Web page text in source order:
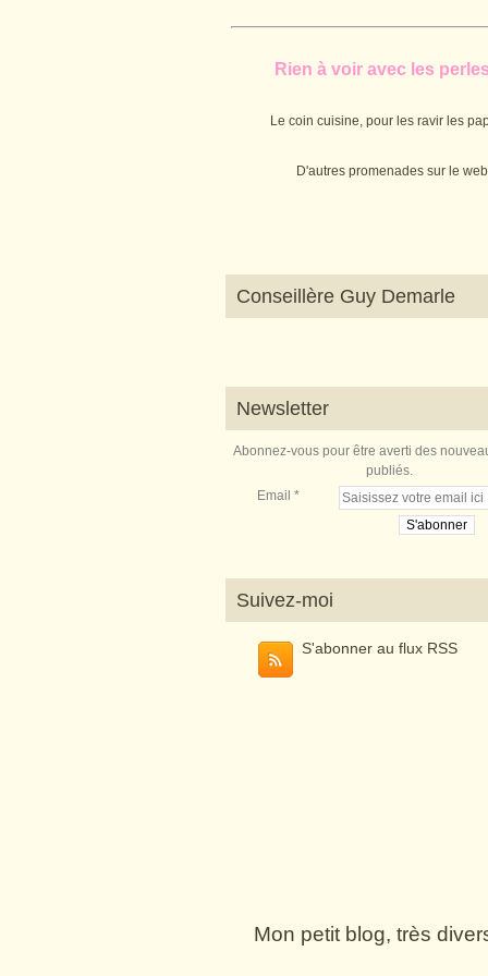
Rien à voir avec les
Le coin cuisine, pour les ravir les
D'autres promenades sur le web
Conseillère Guy Demarle
Newsletter
Abonnez-vous pour être averti des
publiés.
Email
Suivez-moi
S'abonner au flux RSS
Mon petit blog, très